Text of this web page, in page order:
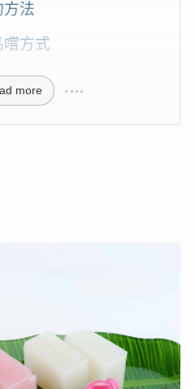
方法
方式
more